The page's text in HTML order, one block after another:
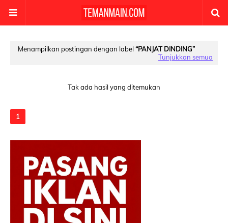
Menampilkan postingan dengan label
PANJAT DINDING
Tunjukkan semua
Tak ada hasil yang ditemukan
1